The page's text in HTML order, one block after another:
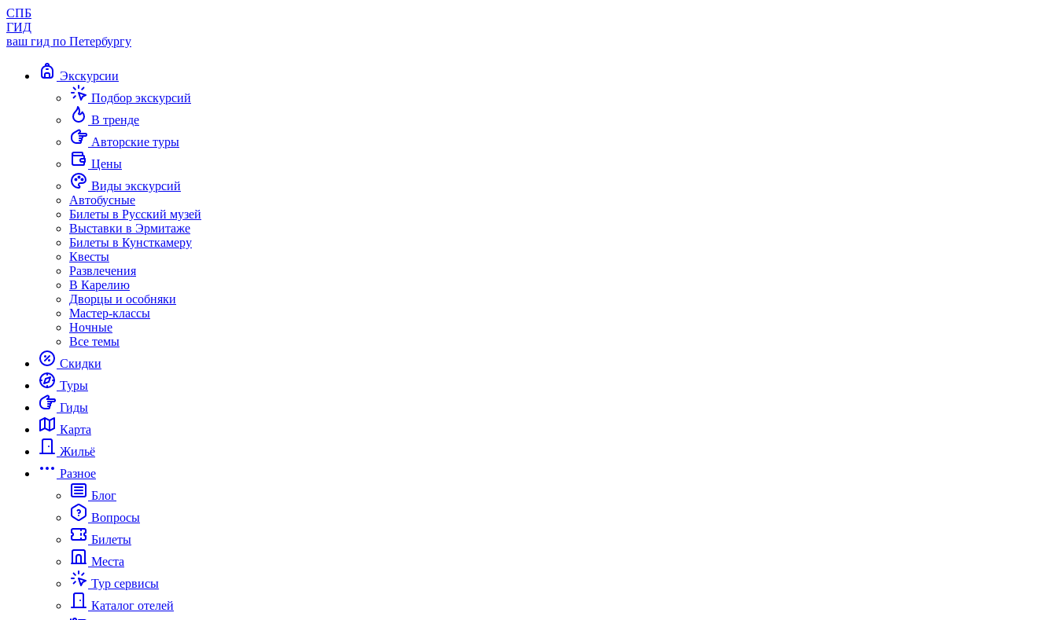
СПБ
ГИД
ваш гид по Петербургу
Экскурсии
Подбор экскурсий
В тренде
Авторские туры
Цены
Виды экскурсий
Автобусные
Билеты в Русский музей
Выставки в Эрмитаже
Билеты в Кунсткамеру
Квесты
Развлечения
В Карелию
Дворцы и особняки
Мастер-классы
Ночные
Все темы
Скидки
Туры
Гиды
Карта
Жильё
Разное
Блог
Вопросы
Билеты
Места
Тур сервисы
Каталог отелей